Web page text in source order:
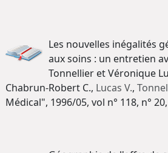
Les nouvelles inégalités
aux soins : un entretien
Tonnellier et Véronique
Chabrun-Robert C., Lucas V.,
Médical", 1996/05, vol n° 118, n°